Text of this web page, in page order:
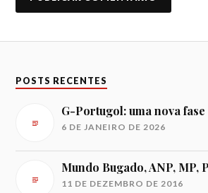
T
N
A
POSTS RECENTES
G-Portugol: uma nova fase
6 DE JANEIRO DE 2026
Mundo Bugado, ANP, MP,
11 DE DEZEMBRO DE 2016